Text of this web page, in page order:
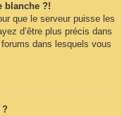
blanche ?!
que le serveur puisse les
d’être plus précis dans
dans lesquels vous
?